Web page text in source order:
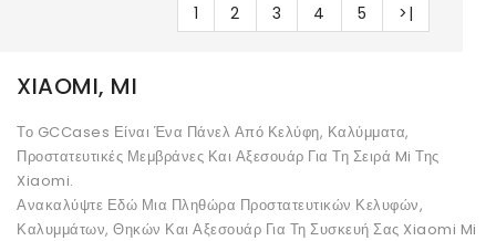
1 2 3 4 5 >|
XIAOMI, MI
Το GCCases Είναι Ένα Πάνελ Από Κελύφη, Καλύμματα,
Προστατευτικές Μεμβράνες Και Αξεσουάρ Για Τη Σειρά Mi Της
Xiaomi.
Ανακαλύψτε Εδώ Μια Πληθώρα Προστατευτικών Κελυφών,
Καλυμμάτων, Θηκών Και Αξεσουάρ Για Τη Συσκευή Σας Xiaomi Mi